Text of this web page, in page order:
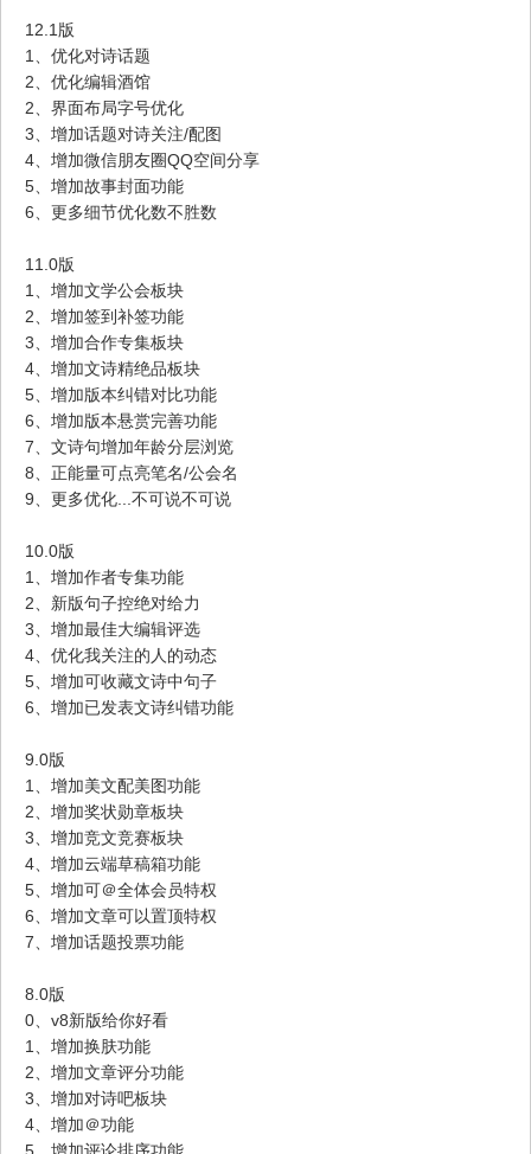
12.1版
1、优化对诗话题
2、优化编辑酒馆
2、界面布局字号优化
3、增加话题对诗关注/配图
4、增加微信朋友圈QQ空间分享
5、增加故事封面功能
6、更多细节优化数不胜数
11.0版
1、增加文学公会板块
2、增加签到补签功能
3、增加合作专集板块
4、增加文诗精绝品板块
5、增加版本纠错对比功能
6、增加版本悬赏完善功能
7、文诗句增加年龄分层浏览
8、正能量可点亮笔名/公会名
9、更多优化...不可说不可说
10.0版
1、增加作者专集功能
2、新版句子控绝对给力
3、增加最佳大编辑评选
4、优化我关注的人的动态
5、增加可收藏文诗中句子
6、增加已发表文诗纠错功能
9.0版
1、增加美文配美图功能
2、增加奖状勋章板块
3、增加竞文竞赛板块
4、增加云端草稿箱功能
5、增加可＠全体会员特权
6、增加文章可以置顶特权
7、增加话题投票功能
8.0版
0、v8新版给你好看
1、增加换肤功能
2、增加文章评分功能
3、增加对诗吧板块
4、增加＠功能